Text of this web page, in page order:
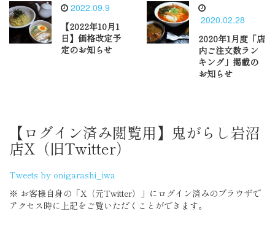
2022.09.9
【2022年10月1
日】価格改定予
定のお知らせ
2020.02.28
2020年1月度「店
内ご注文数ラン
キング」掲載の
お知らせ
【ログイン済み閲覧用】鬼がらし岩沼
店X（旧Twitter）
Tweets by onigarashi_iwa
※ お客様自身の「X（元Twitter）」にログイン済みのブラウザで
アクセス時に上記をご覧いただくことができます。